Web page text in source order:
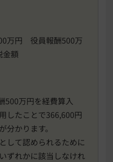
万円 役員報酬500万
金額
500万円を経費算入
したことで366,600円
分かります。
して認められるために
ずれかに該当しなけれ